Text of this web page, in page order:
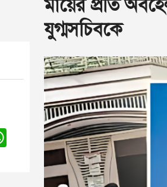
মায়ের প্রতি
যুগ্মসচিবকে
WhatsApp